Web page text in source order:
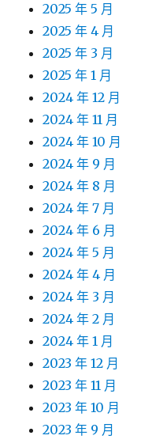
2025 年 5 月
2025 年 4 月
2025 年 3 月
2025 年 1 月
2024 年 12 月
2024 年 11 月
2024 年 10 月
2024 年 9 月
2024 年 8 月
2024 年 7 月
2024 年 6 月
2024 年 5 月
2024 年 4 月
2024 年 3 月
2024 年 2 月
2024 年 1 月
2023 年 12 月
2023 年 11 月
2023 年 10 月
2023 年 9 月